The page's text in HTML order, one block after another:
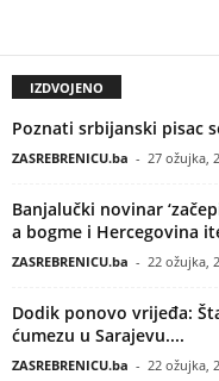
IZDVOJENO
Poznati srbijanski pisac
ZASREBRENICU.ba - 27 ožujka,
Banjalučki novinar
a bogme i Hercegovina
ZASREBRENICU.ba - 22 ožujka,
Dodik ponovo vrijeđa:
ćumezu u Sarajevu....
ZASREBRENICU.ba - 22 ožujka,